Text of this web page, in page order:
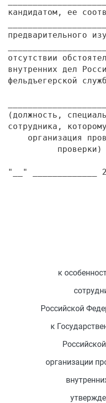
кандидатом, ее
предварительного
отсутствии
внутренних дел
фельдъегерской
(должность,
сотрудника,
организация
          проверки)
к
Российской
к
организации